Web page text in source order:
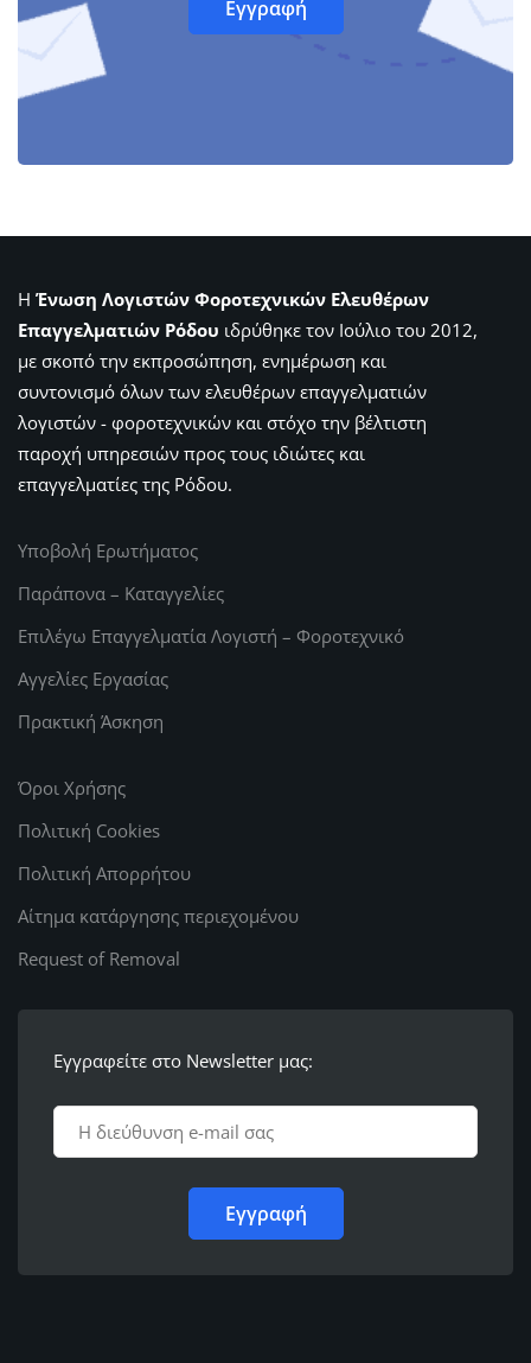
Η Ένωση Λογιστών Φοροτεχνικών Ελευθέρων
Επαγγελματιών Ρόδου ιδρύθηκε τον Ιούλιο του 2012,
με σκοπό την εκπροσώπηση, ενημέρωση και
συντονισμό όλων των ελευθέρων επαγγελματιών
λογιστών - φοροτεχνικών και στόχο την βέλτιστη
παροχή υπηρεσιών προς τους ιδιώτες και
επαγγελματίες της Ρόδου.
Υποβολή Ερωτήματος
Παράπονα – Καταγγελίες
Επιλέγω Επαγγελματία Λογιστή – Φοροτεχνικό
Αγγελίες Εργασίας
Πρακτική Άσκηση
Όροι Χρήσης
Πολιτική Cookies
Πολιτική Απορρήτου
Αίτημα κατάργησης περιεχομένου
Request of Removal
Εγγραφείτε στο Newsletter μας: